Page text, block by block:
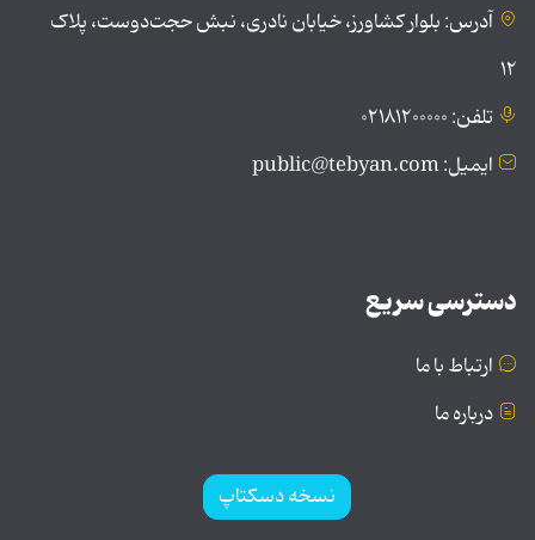
آدرس: بلوار کشاورز، خیابان نادری، نبش حجت‌دوست، پلاک
۱۲
تلفن: ۰۲۱۸۱۲۰۰۰۰۰
ایمیل: public@tebyan.com
دسترسی سریع
ارتباط با ما
درباره ما
نسخه دسکتاپ